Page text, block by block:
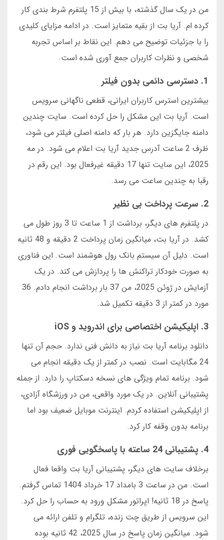
من در یک سال گذشته، با بیش از 15 پلتفرم شرط بندی کار
کرده ام. آریا بت از بقیه متمایز است. در ادامه مزایای کلیدی
را با جزئیات توضیح می دهم. این نقاط بر اساس تجربه
شخصی و نظرات کاربران جمع آوری شده است.
1. دسترسی دائمی بدون فیلتر
بیشترین استرس کاربران ایرانی، قطعی ناگهانی سرویس
است. آریا بت این مشکل را حل کرده است. سایت چندین
دامنه جایگزین دارد. هر بار که دامنه اصلی فیلتر می شود،
ظرف 2 ساعت آدرس جدید آریا بت اعلام می شود. در مه
2025، این سایت تنها 17 دقیقه غیرفعال بود. این رقم در
رقبا به چندین ساعت می رسد.
2. سرعت پرداخت بی نظیر
در پلتفرم های دیگر، برداشت از 1 ساعت تا 3 روز طول می
کشد. در آریا بت، میانگین زمان پرداخت 2 دقیقه و 48 ثانیه
است. دلیل آن سیستم بانک رول هوشمند است. این فناوری
به صورت خودکار تراکنش ها را پردازش می کند. در یک
آزمایش در ژوئن 2025، من 37 بار برداشت انجام دادم. 36
مورد در کمتر از 3 دقیقه تکمیل شد.
3. اپلیکیشن اختصاصی برای اندروید و iOS
دانلود برنامه آریا بت نیاز به دانش فنی ندارد. حجم آن تنها
24 مگابایت است. نصب در کمتر از یک دقیقه انجام می
شود. برنامه تمام ویژگی های نسخه دسکتاپ را دارد. از جمله
پشتیبانی آنلاین. در یک مورد واقعی، من در ورزشگاه آزادی،
از اپلیکیشن استفاده کردم. اینترنت موبایل ضعیف بود اما
برنامه بدون وقفه کار کرد.
4. پشتیبانی 24 ساعته با پاسخگویی فوری
برخلاف سایت های دیگر، پشتیبانی آریا بت واقعا فعال
است. من در ساعت 3 بامداد 17 خرداد 1404 تماس گرفتم.
پاسخ در 18 ثانیه! اپراتور مشکل ورود به حساب را حل کرد.
این سرویس از طریق چت زنده، تلگرام و تلفن ارائه می
شود. میانگین زمان پاسخ در سال 2025، 42 ثانیه بوده